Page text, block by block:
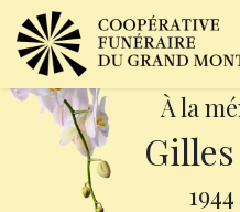
À la
1944